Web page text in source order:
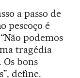
a passo de
pescoço é
podemos
tragédia
bons
define.